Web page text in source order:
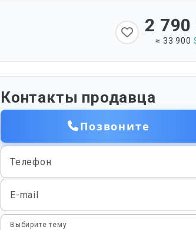
2 790
≈ 33 900
Контакты продавца
Позвоните
Телефон
E-mail
Выбирите тему